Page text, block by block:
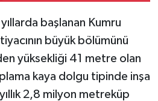
başlanan Kumru
büyük bölümünü
yüksekliği 41 metre olan
kaya dolgu tipinde inşa
2,8 milyon metreküp